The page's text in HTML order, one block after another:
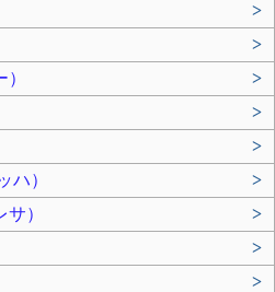
>
>
>
>
>
ハ）
>
）
>
>
>